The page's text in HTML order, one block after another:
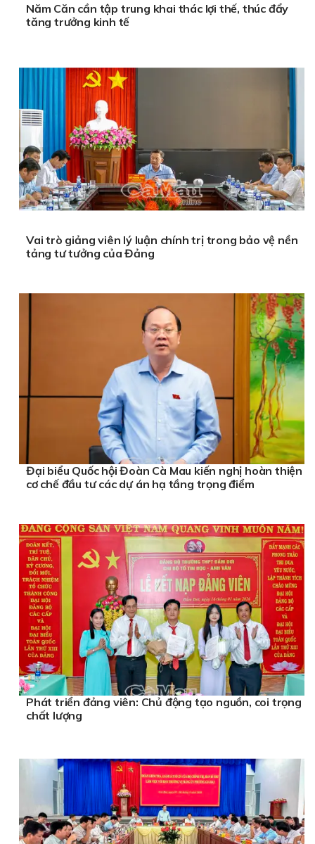
Năm Căn cần tập trung khai thác lợi thế, thúc đẩy
tăng trưởng kinh tế
Vai trò giảng viên lý luận chính trị trong bảo vệ nền
tảng tư tưởng của Đảng
Đại biểu Quốc hội Đoàn Cà Mau kiến nghị hoàn thiện
cơ chế đầu tư các dự án hạ tầng trọng điểm
Phát triển đảng viên: Chủ động tạo nguồn, coi trọng
chất lượng